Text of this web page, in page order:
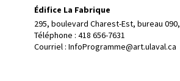
Édifice La Fabrique
295, boulevard Charest-Est, bureau 090,
Téléphone : 418 656-7631
Courriel : InfoProgramme@art.ulaval.ca